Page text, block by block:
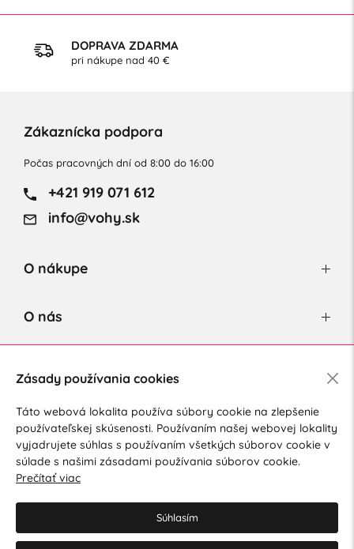
DOPRAVA ZDARMA
pri nákupe nad 40 €
Zákaznícka podpora
Počas pracovných dní od 8:00 do 16:00
+421 919 071 612
info@vohy.sk
O nákupe
O nás
Súhlasím so spracovaním osobných údajov pre marketingové
účely.Zásady ochrany osobných údajov.
Zásady používania cookies
Táto webová lokalita používa súbory cookie na zlepšenie
používateľskej skúsenosti. Používaním našej webovej lokality
vyjadrujete súhlas s používaním všetkých súborov cookie v
súlade s našimi zásadami používania súborov cookie.
Prečítať viac
Súhlasím